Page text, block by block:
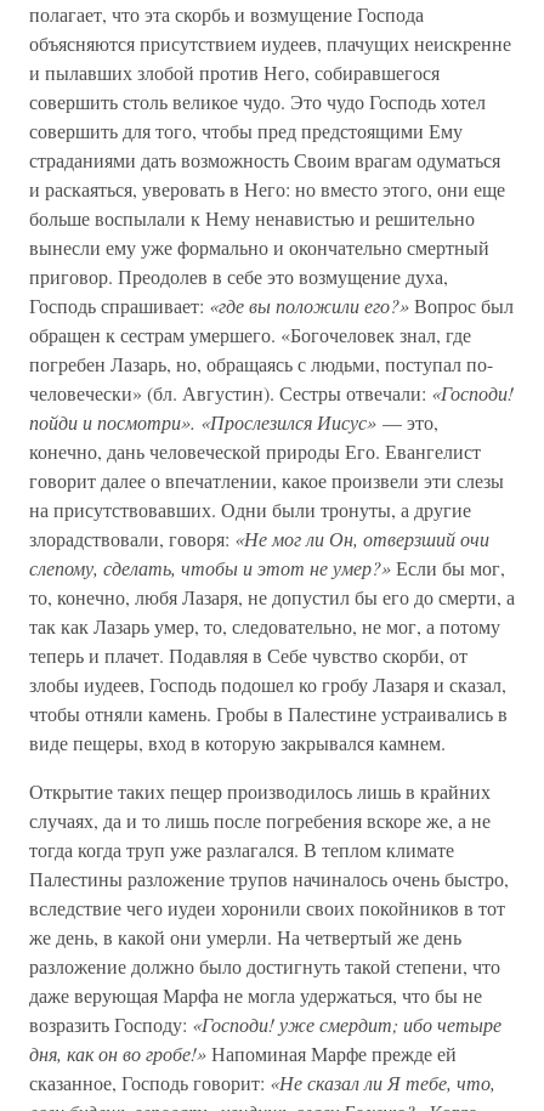
полагает, что эта скорбь и возмущение Господа
объясняются присутствием иудеев, плачущих неискренне
и пылавших злобой против Него, собиравшегося
совершить столь великое чудо. Это чудо Господь хотел
совершить для того, чтобы пред предстоящими Ему
страданиями дать возможность Своим врагам одуматься
и раскаяться, уверовать в Него: но вместо этого, они еще
больше воспылали к Нему ненавистью и решительно
вынесли ему уже формально и окончательно смертный
приговор. Преодолев в себе это возмущение духа,
Господь спрашивает: «где вы положили его?»Вопрос был
обращен к сестрам умершего. «Богочеловек знал, где
погребен Лазарь, но, обращаясь с людьми, поступал по-
человечески» (бл. Августин). Сестры отвечали: «Господи!
пойди и посмотри». «Прослезился Иисус» — это,
конечно, дань человеческой природы Его. Евангелист
говорит далее о впечатлении, какое произвели эти слезы
на присутствовавших. Одни были тронуты, а другие
злорадствовали, говоря: «Не мог ли Он, отверзший очи
слепому, сделать, чтобы и этот не умер?»Если бы мог,
то, конечно, любя Лазаря, не допустил бы его до смерти, а
так как Лазарь умер, то, следовательно, не мог, а потому
теперь и плачет. Подавляя в Себе чувство скорби, от
злобы иудеев, Господь подошел ко гробу Лазаря и сказал,
чтобы отняли камень. Гробы в Палестине устраивались в
виде пещеры, вход в которую закрывался камнем.
Открытие таких пещер производилось лишь в крайних
случаях, да и то лишь после погребения вскоре же, а не
тогда когда труп уже разлагался. В теплом климате
Палестины разложение трупов начиналось очень быстро,
вследствие чего иудеи хоронили своих покойников в тот
же день, в какой они умерли. На четвертый же день
разложение должно было достигнуть такой степени, что
даже верующая Марфа не могла удержаться, что бы не
возразить Господу: «Господи! уже смердит; ибо четыре
дня, как он во гробе!»Напоминая Марфе прежде ей
сказанное, Господь говорит: «Не сказал ли Я тебе, что,